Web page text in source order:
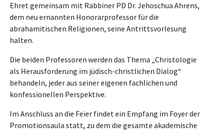
Ehret gemeinsam mit Rabbiner PD Dr. Jehoschua Ahrens,
dem neu ernannten Honorarprofessor für die
abrahamitischen Religionen, seine Antrittsvorlesung
halten.
Die beiden Professoren werden das Thema „Christologie
als Herausforderung im jüdisch-christlichen Dialog“
behandeln, jeder aus seiner eigenen fachlichen und
konfessionellen Perspektive.
Im Anschluss an die Feier findet ein Empfang im Foyer der
Promotionsaula statt, zu dem die gesamte akademische